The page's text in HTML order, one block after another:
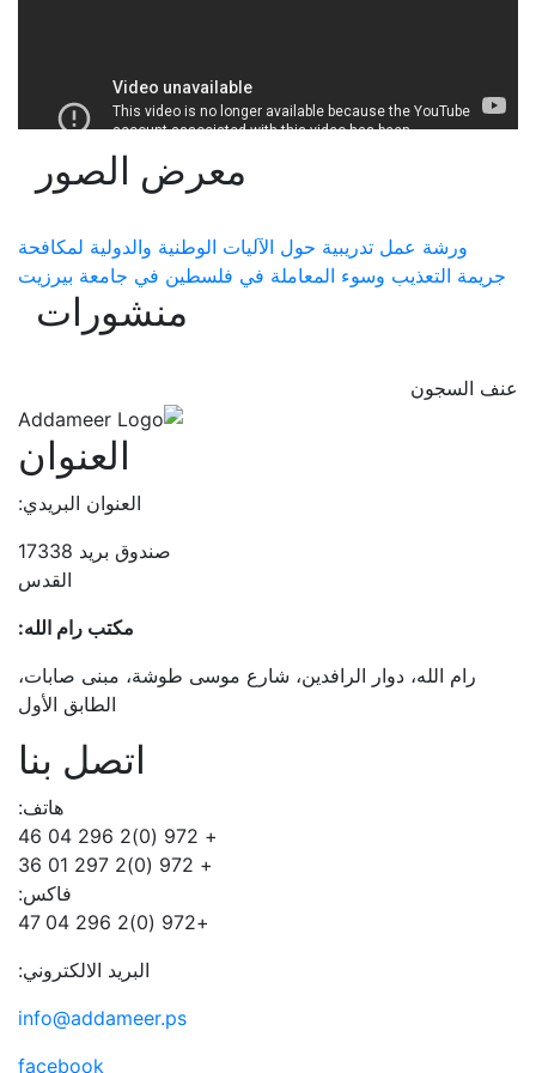
معرض الصور
ورشة عمل تدريبية حول الآليات الوطنية والدولية لمكافحة
جريمة التعذيب وسوء المعاملة في فلسطين في جامعة بيرزيت
منشورات
عنف السجون
العنوان
العنوان البريدي:
صندوق بريد 17338
القدس
مكتب رام الله:
رام الله، دوار الرافدين، شارع موسى طوشة، مبنى صابات،
الطابق الأول
اتصل بنا
هاتف:
+ 972 (0)2 296 04 46
+ 972 (0)2 297 01 36
فاكس:
+972 (0)2 296 04 47
البريد الالكتروني:
info@addameer.ps
facebook